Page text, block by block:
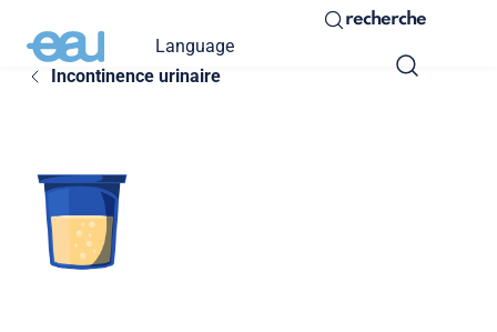
Language
recherche
Incontinence urinaire